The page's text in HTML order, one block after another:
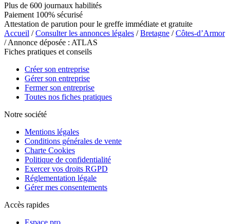
Plus de 600 journaux habilités
Paiement 100% sécurisé
Attestation de parution pour le greffe immédiate et gratuite
Accueil /Consulter les annonces légales /Bretagne /Côtes-d’Armor
/ Annonce déposée : ATLAS
Fiches pratiques et conseils
Créer son entreprise
Gérer son entreprise
Fermer son entreprise
Toutes nos fiches pratiques
Notre société
Mentions légales
Conditions générales de vente
Charte Cookies
Politique de confidentialité
Exercer vos droits RGPD
Réglementation légale
Gérer mes consentements
Accès rapides
Espace pro